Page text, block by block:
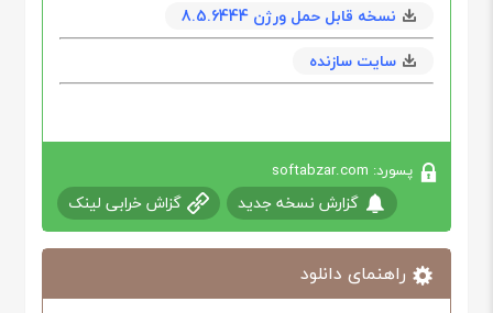
نسخه قابل حمل ورژن 8.5.6444
سایت سازنده
پسورد: softabzar.com
گزارش نسخه جدید گزاش خرابی لینک
راهنمای دانلود